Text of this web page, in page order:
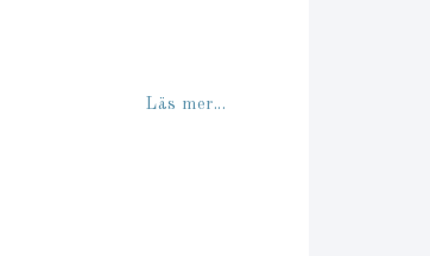
Läs mer...